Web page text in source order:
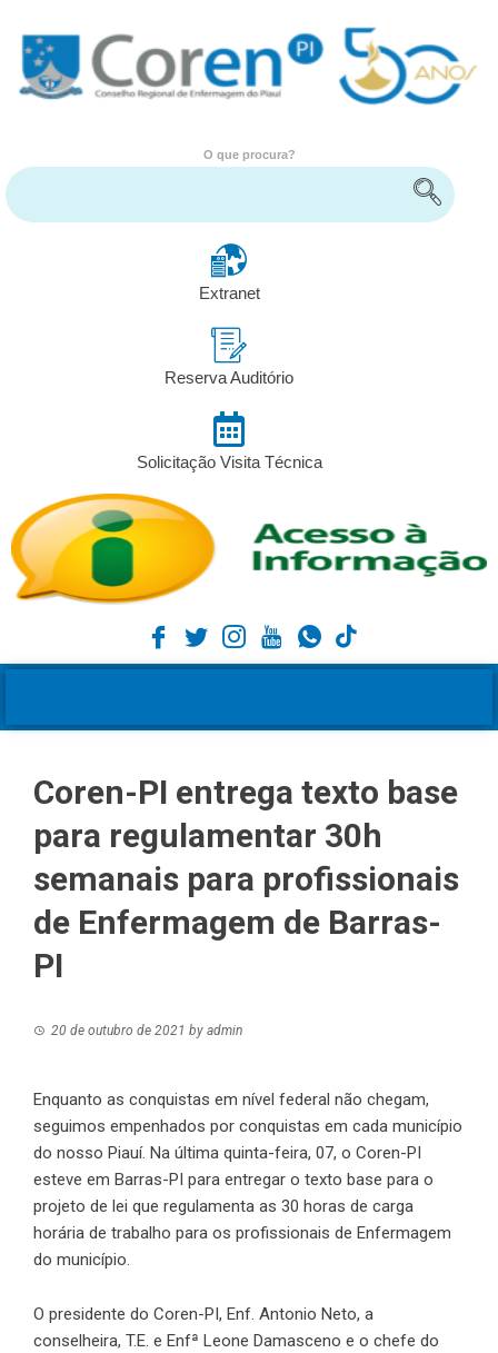
O que procura?
Extranet
Reserva Auditório
Solicitação Visita Técnica
Coren-PI entrega texto base
para regulamentar 30h
semanais para profissionais
de Enfermagem de Barras-
PI
20 de outubro de 2021 by admin
Enquanto as conquistas em nível federal não chegam,
seguimos empenhados por conquistas em cada município
do nosso Piauí. Na última quinta-feira, 07, o Coren-PI
esteve em Barras-PI para entregar o texto base para o
projeto de lei que regulamenta as 30 horas de carga
horária de trabalho para os profissionais de Enfermagem
do município.
O presidente do Coren-PI, Enf. Antonio Neto, a
conselheira, T.E. e Enfª Leone Damasceno e o chefe do